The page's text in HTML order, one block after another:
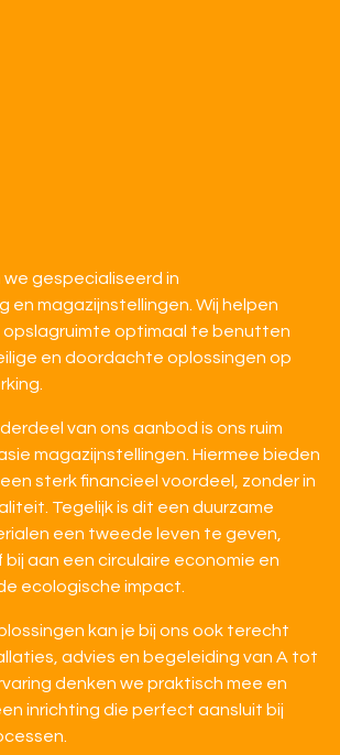
we gespecialiseerd in
en magazijnstellingen. Wij helpen
opslagruimte optimaal te benutten
en doordachte oplossingen op
van ons aanbod is ons ruim
magazijnstellingen. Hiermee bieden
sterk financieel voordeel, zonder in
Tegelijk is dit een duurzame
een tweede leven te geven,
aan een circulaire economie en
ecologische impact.
kan je bij ons ook terecht
advies en begeleiding van A tot
denken we praktisch mee en
inrichting die perfect aansluit bij